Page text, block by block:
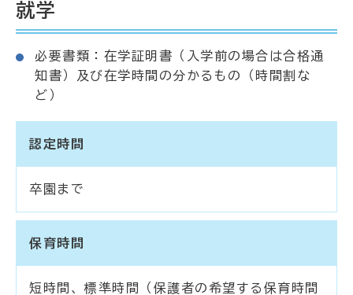
就学
必要書類：在学証明書（入学前の場合は合格通
知書）及び在学時間の分かるもの（時間割な
ど）
認定時間
卒園まで
保育時間
短時間、標準時間（保護者の希望する保育時間